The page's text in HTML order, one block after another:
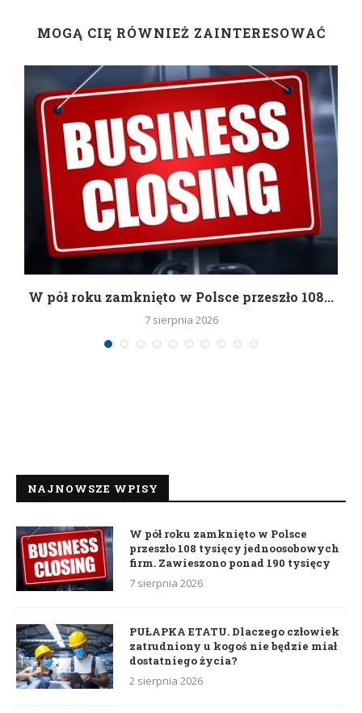
MOGĄ CIĘ RÓWNIEŻ ZAINTERESOWAĆ
W pół roku zamknięto w Polsce przeszło 108...
7 sierpnia 2026
NAJNOWSZE WPISY
W pół roku zamknięto w Polsce
przeszło 108 tysięcy jednoosobowych
firm. Zawieszono ponad 190 tysięcy
7 sierpnia 2026
PUŁAPKA ETATU. Dlaczego człowiek
zatrudniony u kogoś nie będzie miał
dostatniego życia?
2 sierpnia 2026